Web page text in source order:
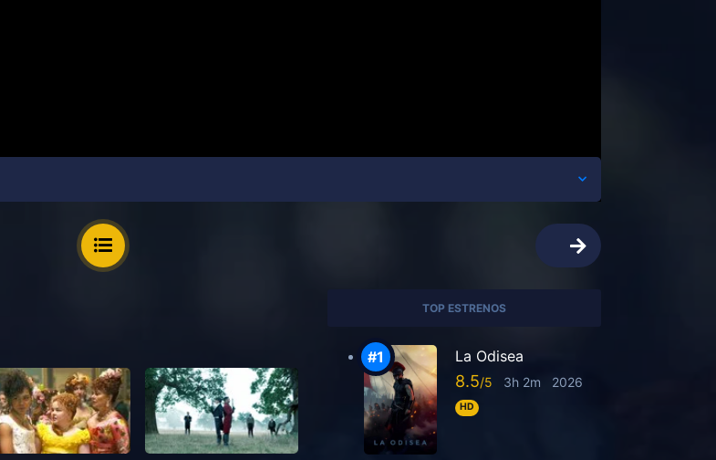
TOP ESTRENOS
La Odisea
8.5 3h 2m 2026
HD